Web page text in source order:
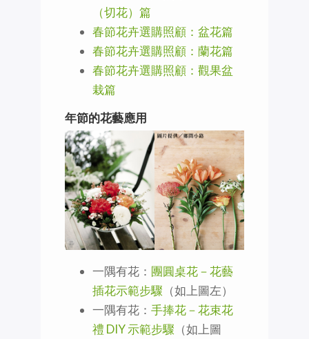
（切花）篇
春節花卉選購照顧：盆花篇
春節花卉選購照顧：蘭花篇
春節花卉選購照顧：觀果盆
栽篇
年節的花藝應用
一隅有花： 團圓桌花－花藝
插花示範步驟 （如上圖左）
一隅有花： 手捧花－花束花
禮 DIY 示範步驟 （如上圖